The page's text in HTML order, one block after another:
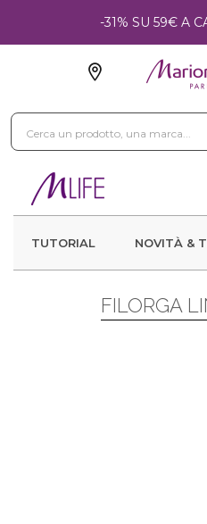
-31% SU 59€ A
TUTORIAL NOVITÀ &
FILORGA